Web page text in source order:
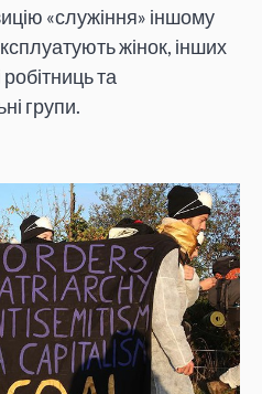
«служіння» іншому
жінок, інших
робітниць та
групи.